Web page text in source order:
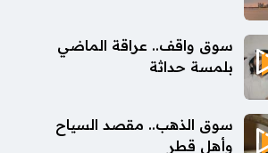
سوق واقف.. عراقة الماضي
بلمسة حداثة
سوق الذهب.. مقصد السياح
وأهل قطر